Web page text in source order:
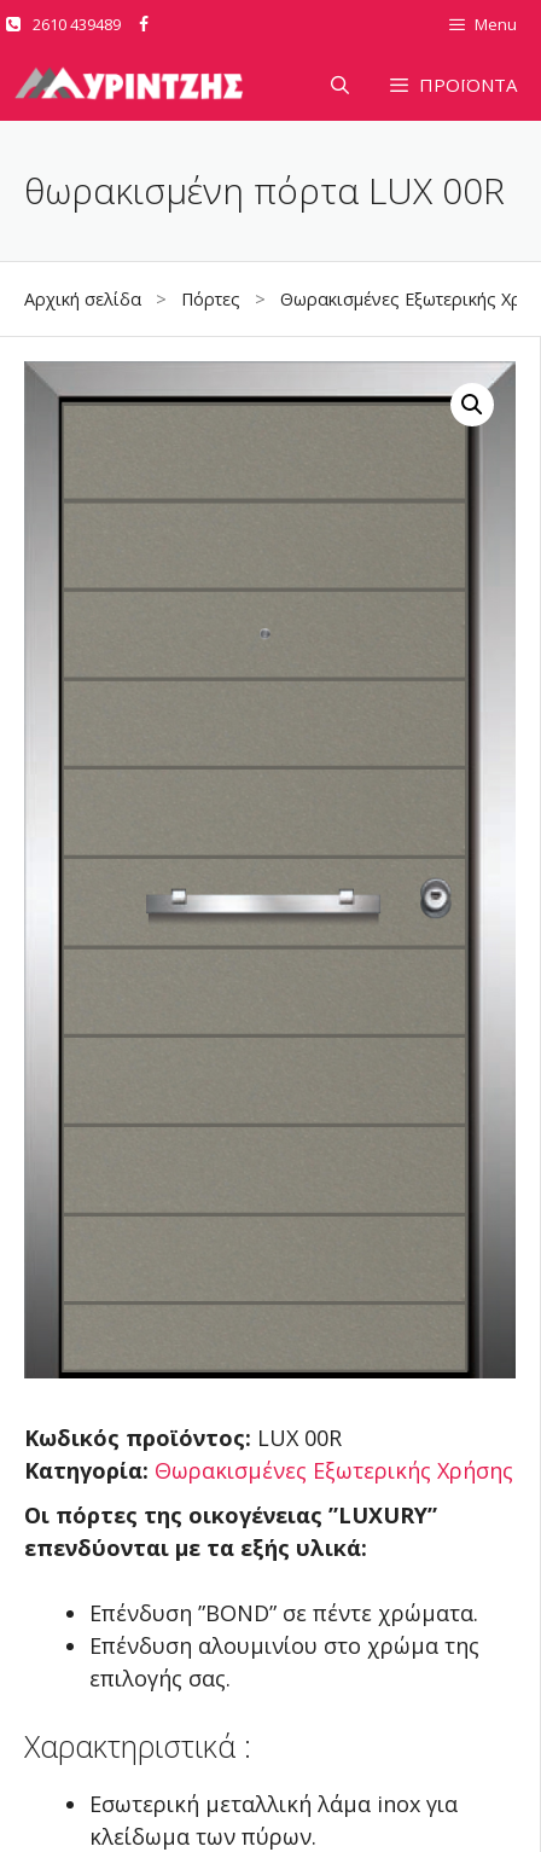
Μετάβαση
περιεχόμενο
2610 439489 Menu
ΠΡΟΪΟΝΤΑ
θωρακισμένη πόρτα LUX 00R
Αρχική σελίδα > Πόρτες > Θωρακισμένες Εξωτερικής
Κωδικός προϊόντος: LUX 00R
Κατηγορία: Θωρακισμένες Εξωτερικής Χρήσης
Οι πόρτες της οικογένειας ”LUXURY”
επενδύονται με τα εξής υλικά:
Επένδυση ”BOND” σε πέντε χρώματα.
Επένδυση αλουμινίου στο χρώμα της
επιλογής σας.
Χαρακτηριστικά :
Εσωτερική μεταλλική λάμα inox για
κλείδωμα των πύρων.